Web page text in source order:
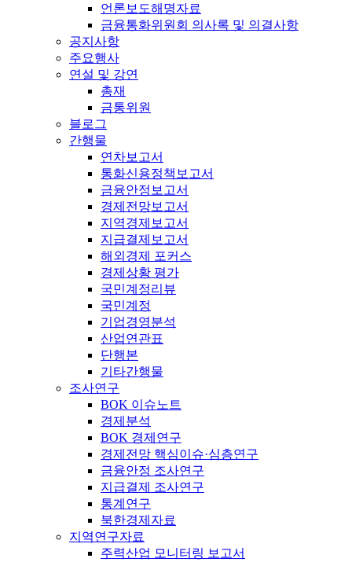
언론보도해명자료
금융통화위원회 의사록 및 의결사항
공지사항
주요행사
연설 및 강연
총재
금통위원
블로그
간행물
연차보고서
통화신용정책보고서
금융안정보고서
경제전망보고서
지역경제보고서
지급결제보고서
해외경제 포커스
경제상황 평가
국민계정리뷰
국민계정
기업경영분석
산업연관표
단행본
기타간행물
조사연구
BOK 이슈노트
경제분석
BOK 경제연구
경제전망 핵심이슈·심층연구
금융안정 조사연구
지급결제 조사연구
통계연구
북한경제자료
지역연구자료
주력산업 모니터링 보고서